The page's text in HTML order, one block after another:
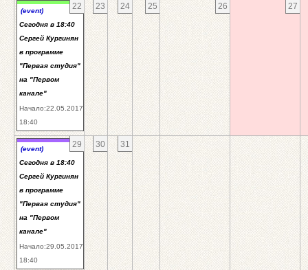
22
(event)
Сегодня в 18:40
Сергей Кургинян
в программе
"Первая студия"
на "Первом
канале"
Начало:22.05.2017
18:40
23 24 25 26 27
29
(event)
Сегодня в 18:40
Сергей Кургинян
в программе
"Первая студия"
на "Первом
канале"
Начало:29.05.2017
18:40
30 31